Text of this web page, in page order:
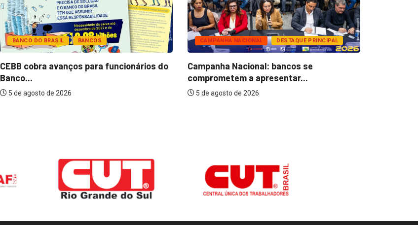
BANCO DO BRASIL BANCOS
CEBB cobra avanços para funcionários do
Banco...
5 de agosto de 2026
CAMPANHA NACIONAL DESTAQUE PRINCIPAL
Campanha Nacional: bancos se
comprometem a apresentar...
5 de agosto de 2026